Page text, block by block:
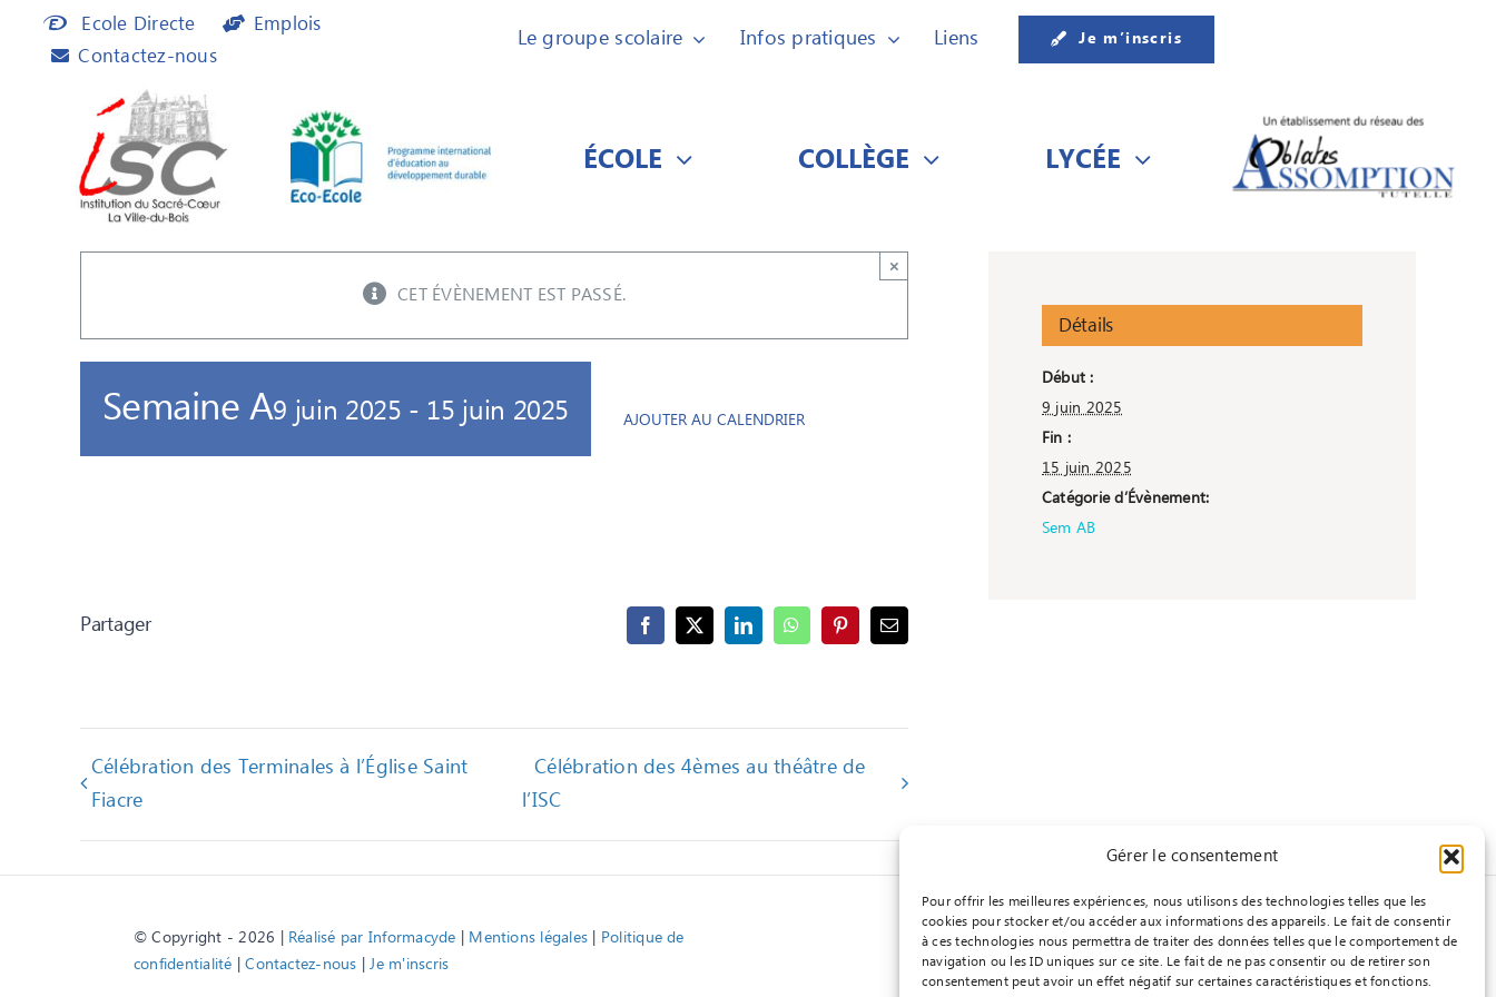
Gérer le consentement
Pour offrir les meilleures expériences, nous utilisons des technologies telles que les
cookies pour stocker et/ou accéder aux informations des appareils. Le fait de consentir
à ces technologies nous permettra de traiter des données telles que le comportement de
navigation ou les ID uniques sur ce site. Le fait de ne pas consentir ou de retirer son
consentement peut avoir un effet négatif sur certaines caractéristiques et fonctions.
Passer
Ecole Directe
Emplois
Contactez-nous
Le groupe scolaire Infos pratiques Liens Je m’inscris
ÉCOLE COLLÈGE LYCÉE
CET ÉVÈNEMENT EST PASSÉ.
×
Semaine A9 juin 2025 - 15 juin 2025 AJOUTER AU CALENDRIER
Partager Facebook
X LinkedInWhatsAppPinterestEmail
Célébration des Terminales à l’Église Saint
Fiacre
Célébration des 4èmes au théâtre de
l’ISC
Détails
Début :
9 juin 2025
Fin :
15 juin 2025
Catégorie d’Évènement:
Sem AB
© Copyright - 2026 | Réalisé par Informacyde | Mentions légales | Politique de
confidentialité |Contactez-nous |Je m'inscris